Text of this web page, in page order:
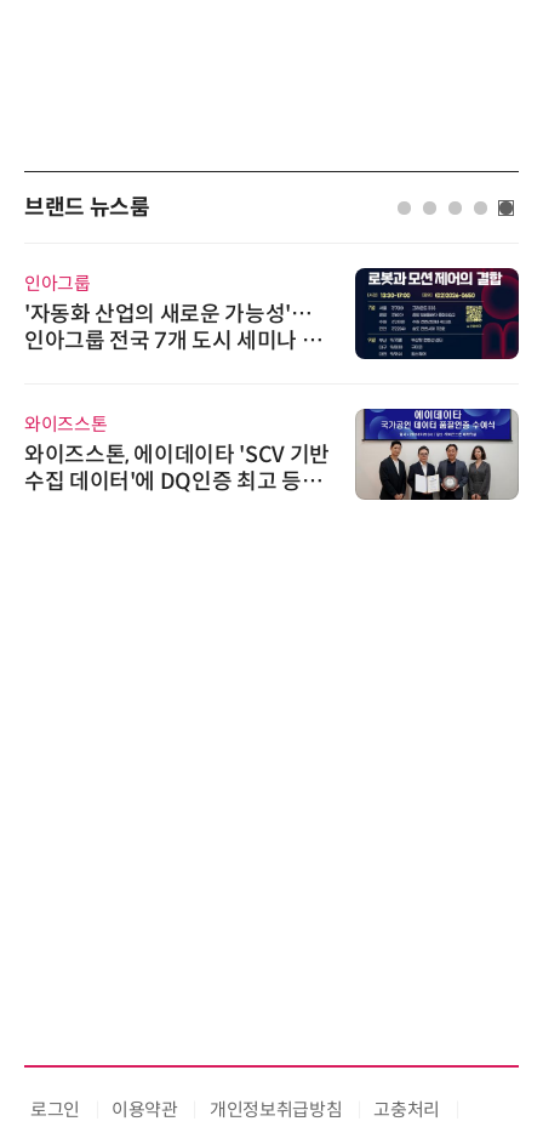
브랜드 뉴스룸
인아그룹
'자동화 산업의 새로운 가능성'…
인아그룹 전국 7개 도시 세미나 페
와이즈스톤
와이즈스톤, 에이데이타 'SCV 기반
수집 데이터'에 DQ인증 최고 등급
로그인 이용약관 개인정보취급방침 고충처리